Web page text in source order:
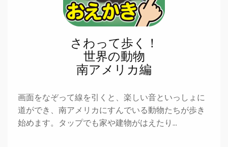
さわって歩く！
世界の動物
南アメリカ編
画面をなぞって線を引くと、楽しい音といっしょに
道ができ、南アメリカにすんでいる動物たちが歩き
始めます。タップでも家や建物がはえたり…